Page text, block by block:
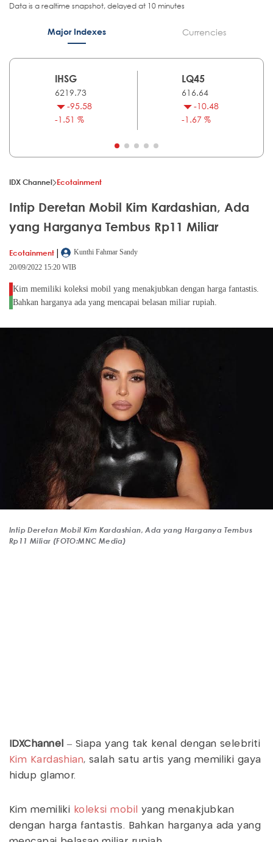
Data is a realtime snapshot, delayed at 10 minutes
Major Indexes Currencies
IHSG
6219.73
-95.58
-1.51 %
LQ45
616.64
-10.48
-1.67 %
IDX Channel Ecotainment
Intip Deretan Mobil Kim Kardashian, Ada
yang Harganya Tembus Rp11 Miliar
Ecotainment |
Kunthi Fahmar Sandy
20/09/2022 15:20 WIB
Kim memiliki koleksi mobil yang menakjubkan dengan harga fantastis.
Bahkan harganya ada yang mencapai belasan miliar rupiah.
Intip Deretan Mobil Kim Kardashian, Ada yang Harganya Tembus
Rp11 Miliar (FOTO:MNC Media)
IDXChannel
– Siapa yang tak kenal dengan selebriti
Kim Kardashian, salah satu artis yang memiliki gaya
hidup glamor.
Kim memiliki koleksi mobil
yang menakjubkan
dengan harga fantastis. Bahkan harganya ada yang